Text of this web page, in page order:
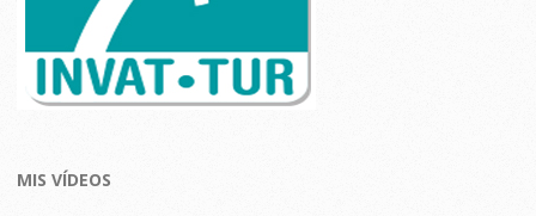
MIS VÍDEOS